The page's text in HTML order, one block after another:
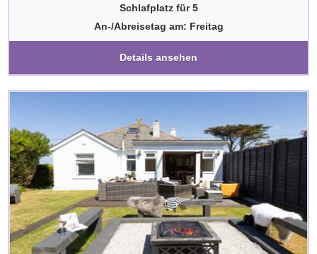
Schlafplatz für 5
An-/Abreisetag am: Freitag
Details ansehen